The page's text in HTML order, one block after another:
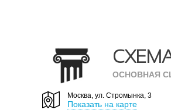
ОСНОВНАЯ
Москва, ул. Стромынка, 3
Показать на карте